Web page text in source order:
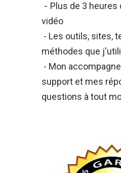
- Plus de 3
vidéo
méthodes que
support et mes
questions à tout